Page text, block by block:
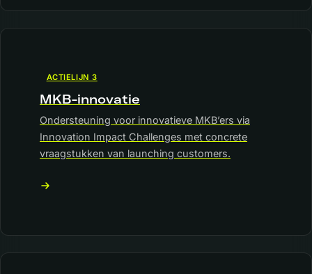
ACTIELIJN 3
MKB-innovatie
Ondersteuning voor innovatieve MKB’ers via
Innovation Impact Challenges met concrete
vraagstukken van launching customers.